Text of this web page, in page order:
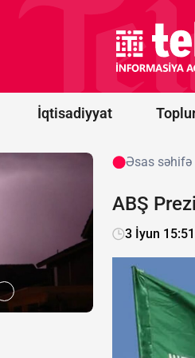
İqtisadiyyat
idxalına
15 faizlik
gömrük
rüsumu
tətbiq
Əsas səhifə
ABŞ
3 İyun 15:51